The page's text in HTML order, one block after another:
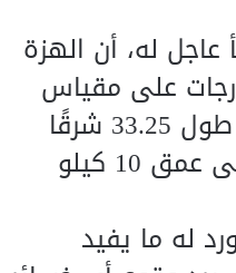
له، أن الهزة
كانت بقوة 4 درجات على مقياس
ريختر ووقعت على خط طول 33.25 شرقًا
ودائرة عرض 34.38 وعلى عمق 10 كيلو
له ما يفيد